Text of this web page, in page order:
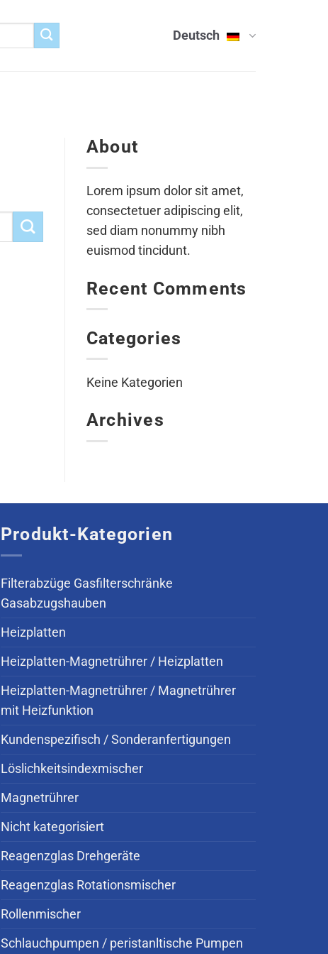
Deutsch
About
Lorem ipsum dolor sit amet,
consectetuer adipiscing elit,
sed diam nonummy nibh
euismod tincidunt.
Recent Comments
Categories
Keine Kategorien
Archives
Produkt-Kategorien
Filterabzüge Gasfilterschränke
Gasabzugshauben
Heizplatten
Heizplatten-Magnetrührer / Heizplatten
Heizplatten-Magnetrührer / Magnetrührer
mit Heizfunktion
Kundenspezifisch / Sonderanfertigungen
Löslichkeitsindexmischer
Magnetrührer
Nicht kategorisiert
Reagenzglas Drehgeräte
Reagenzglas Rotationsmischer
Rollenmischer
Schlauchpumpen / peristanltische Pumpen